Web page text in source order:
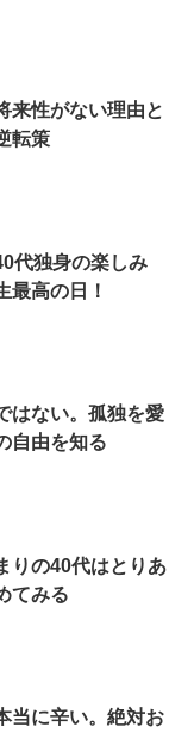
来性がない理由と
転策
代独身の楽しみ
最高の日！
はない。孤独を愛
自由を知る
りの40代はとりあ
てみる
当に辛い。絶対お